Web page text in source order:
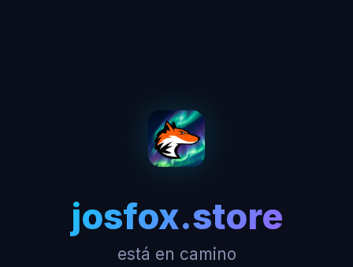
josfox.store
está en camino